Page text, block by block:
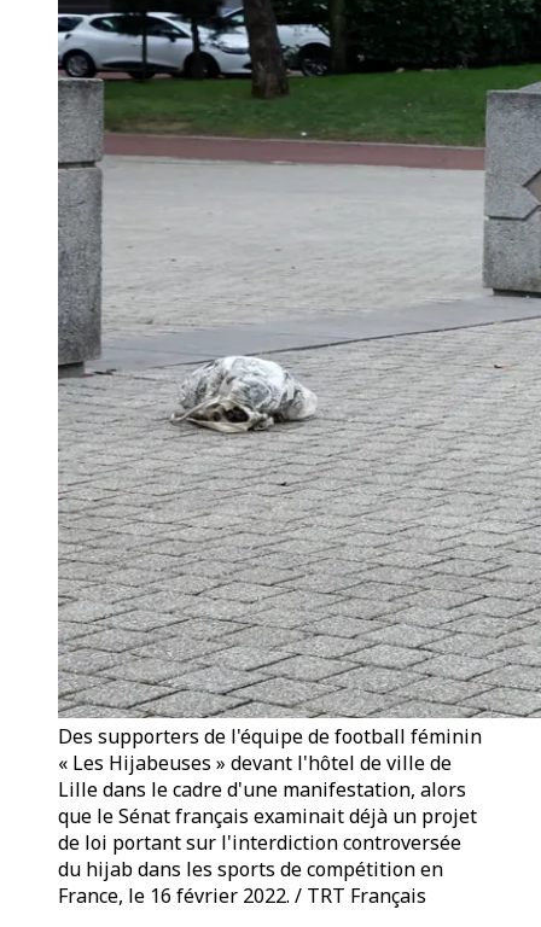
Des supporters de l'équipe de football féminin
« Les Hijabeuses » devant l'hôtel de ville de
Lille dans le cadre d'une manifestation, alors
que le Sénat français examinait déjà un projet
de loi portant sur l'interdiction controversée
du hijab dans les sports de compétition en
France, le 16 février 2022. / TRT Français